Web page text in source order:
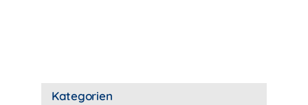
Kategorien